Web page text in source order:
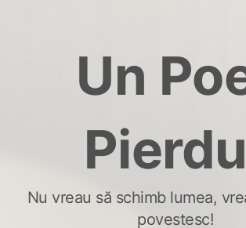
Un
Nu vreau să schimb lumea,
povestesc!